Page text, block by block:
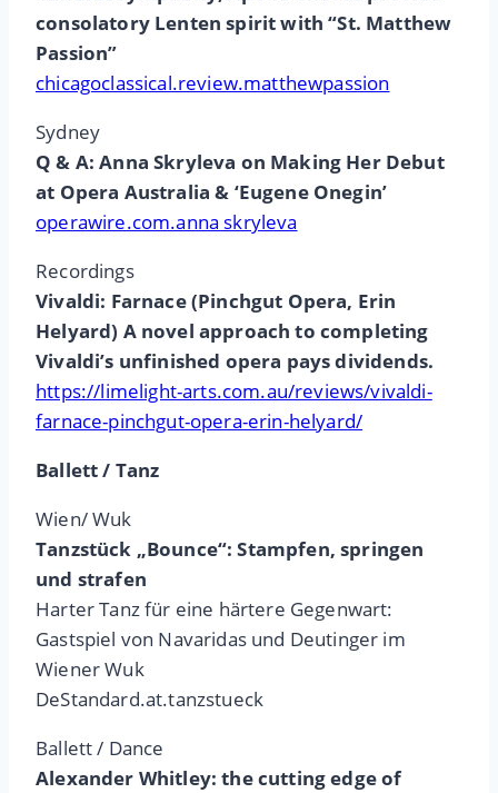
consolatory Lenten spirit with “St. Matthew
Passion”
chicagoclassical.review.matthewpassion
Sydney
Q & A: Anna Skryleva on Making Her Debut
at Opera Australia & ‘Eugene Onegin’
operawire.com.anna skryleva
Recordings
Vivaldi: Farnace (Pinchgut Opera, Erin
Helyard) A novel approach to completing
Vivaldi’s unfinished opera pays dividends.
https://limelight-arts.com.au/reviews/vivaldi-
farnace-pinchgut-opera-erin-helyard/
Ballett / Tanz
Wien/ Wuk
Tanzstück „Bounce“: Stampfen, springen
und strafen
Harter Tanz für eine härtere Gegenwart:
Gastspiel von Navaridas und Deutinger im
Wiener Wuk
DeStandard.at.tanzstueck
Ballett / Dance
Alexander Whitley: the cutting edge of